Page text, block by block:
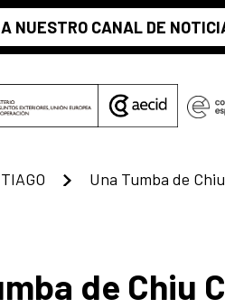
NUESTRO CANAL DE
Una Tumba de
de Chiu